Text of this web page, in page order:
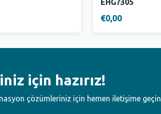
EHG7305
€0,00
için hazırız!
çözümleriniz için hemen iletişime geçin